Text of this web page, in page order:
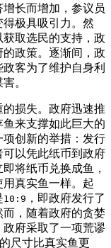
长而增加，参议员
极具吸引力。然
取选民的支持，政
政策。逐渐间，政
客为了维护自身利
。
损失。政府迅速推
来支撑如此巨大的
创新的举措：发行
可以凭此纸币到政府
将纸币兑换成鱼，
真实鱼一样。起
10:9 ，即政府发行了
，随着政府的贪婪
府采取了一项荒谬
尺寸比真实鱼更